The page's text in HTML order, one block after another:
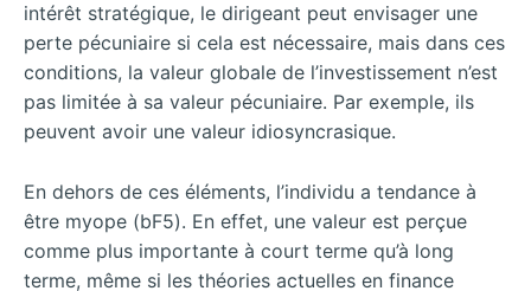
intérêt stratégique, le dirigeant peut envisager une
perte pécuniaire si cela est nécessaire, mais dans ces
conditions, la valeur globale de l’investissement n’est
pas limitée à sa valeur pécuniaire. Par exemple, ils
peuvent avoir une valeur idiosyncrasique.
En dehors de ces éléments, l’individu a tendance à
être myope (bF5). En effet, une valeur est perçue
comme plus importante à court terme qu’à long
terme, même si les théories actuelles en finance